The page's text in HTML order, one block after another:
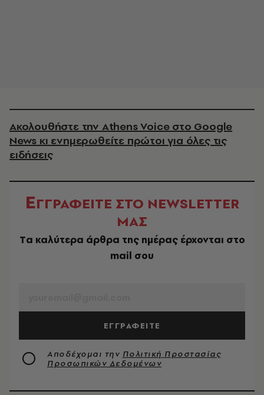
Ακολουθήστε την Athens Voice στο Google
News κι ενημερωθείτε πρώτοι για όλες τις
ειδήσεις
ΕΓΓΡΑΦΕΙΤΕ ΣΤΟ NEWSLETTER
ΜΑΣ
Tα καλύτερα άρθρα της ημέρας έρχονται στο
mail σου
ΕΓΓΡΑΦΕΙΤΕ
Αποδέχομαι την Πολιτική Προστασίας
Προσωπικών Δεδομένων